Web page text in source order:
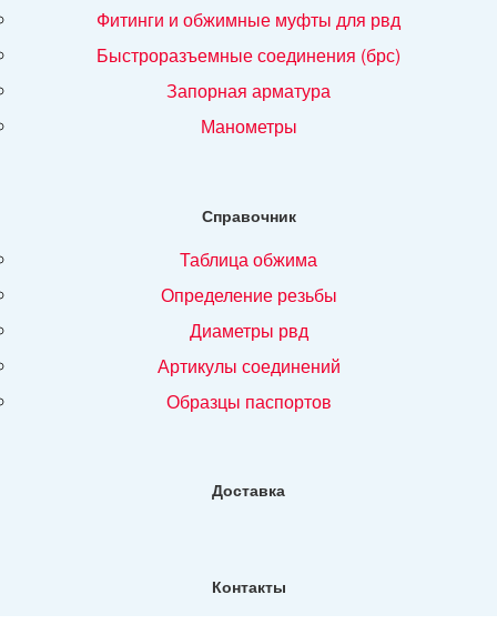
фитинги и обжимные муфты для рвд
быстроразъемные соединения (брс)
запорная арматура
манометры
Справочник
таблица обжима
определение резьбы
диаметры рвд
артикулы соединений
образцы паспортов
Доставка
Контакты